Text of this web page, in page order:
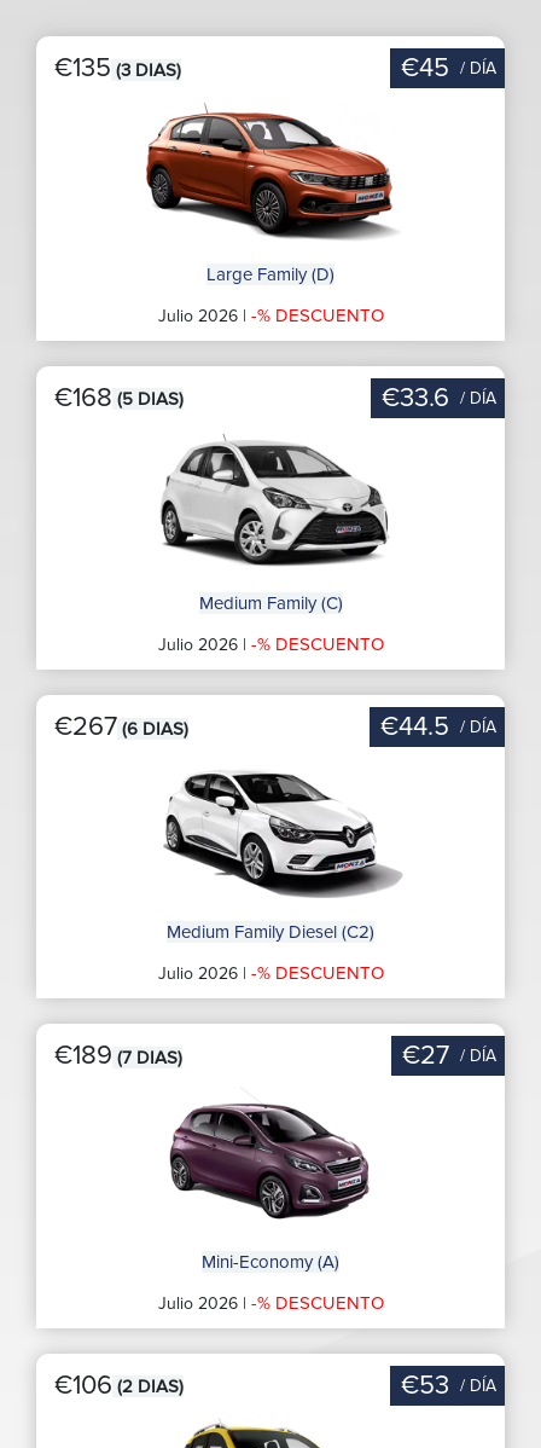
€135 (3 DIAS) €45 / DÍA
Large Family (D)
Julio 2026 | -% DESCUENTO
€168 (5 DIAS) €33.6 / DÍA
Medium Family (C)
Julio 2026 | -% DESCUENTO
€267 (6 DIAS) €44.5 / DÍA
Medium Family Diesel (C2)
Julio 2026 | -% DESCUENTO
€189 (7 DIAS) €27 / DÍA
Mini-Economy (A)
Julio 2026 | -% DESCUENTO
€106 (2 DIAS) €53 / DÍA